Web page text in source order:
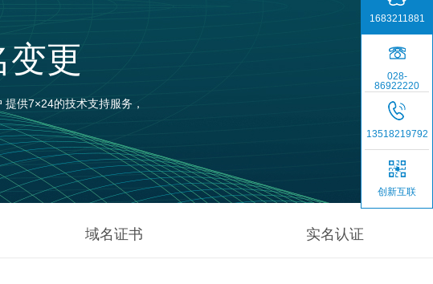
变更
供7×24的技术支持服务，
域名证书 实名认证
1683211881
028-
86922220
13518219792
创新互联